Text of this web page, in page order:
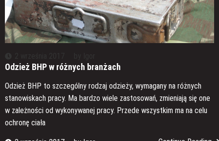
Odzież BHP w różnych branżach
Odzież BHP to szczególny rodzaj odzieży, wymagany na różnych
stanowiskach pracy. Ma bardzo wiele zastosowań, zmieniają się one
w zależności od wykonywanej pracy. Przede wszystkim ma na celu
ochronę ciała